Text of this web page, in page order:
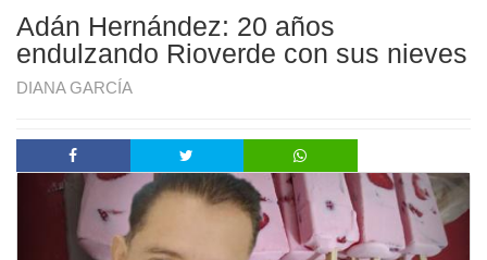
Adán Hernández: 20 años
endulzando Rioverde con sus nieves
DIANA GARCÍA